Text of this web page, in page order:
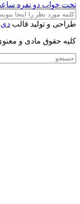
تخت خواب دو نفره
طراحی و تولید قالب دی
کلیه حقوق مادی و